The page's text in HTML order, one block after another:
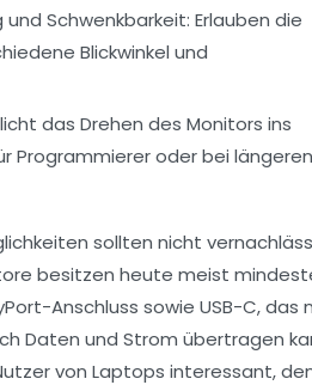
Schwenkbarkeit: Erlauben die
Blickwinkel und
das Drehen des Monitors ins
Programmierer oder bei längeren
sollten nicht
besitzen heute meist
Anschluss sowie USB-C, das
Daten und Strom übertragen
von Laptops interessant,